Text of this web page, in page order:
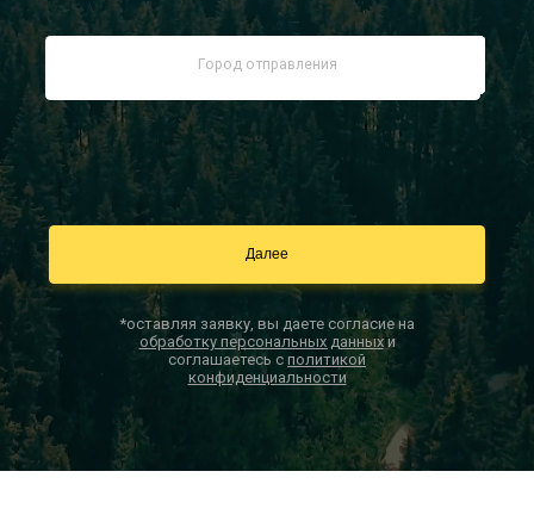
Заказать звонок
Контакты
*оставляя заявку, вы даете согласие на
обработку персональных данныхи
соглашаетесь с политикой
конфиденциальности